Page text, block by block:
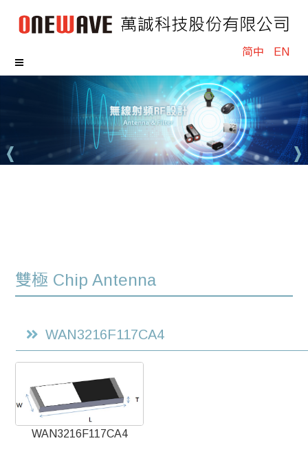
简中 EN
雙極 Chip Antenna
WAN3216F117CA4
WAN3216F117CA4